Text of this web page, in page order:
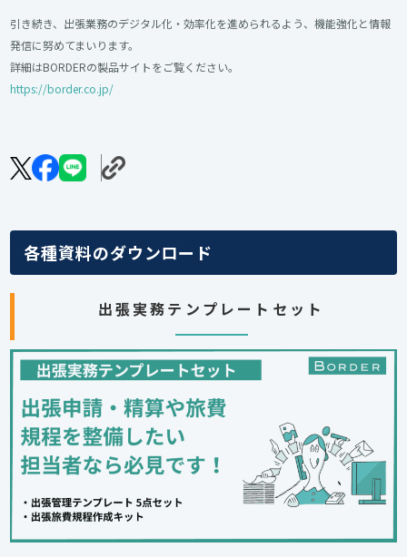
引き続き、出張業務のデジタル化・効率化を進められるよう、機能強化と情報
発信に努めてまいります。
詳細はBORDERの製品サイトをご覧ください。
https://border.co.jp/
各種資料のダウンロード
出張実務テンプレートセット